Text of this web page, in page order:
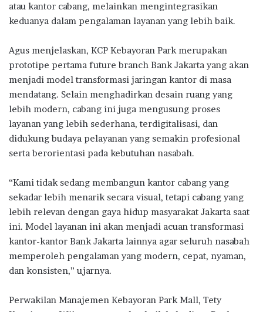
atau kantor cabang, melainkan mengintegrasikan
keduanya dalam pengalaman layanan yang lebih baik.
Agus menjelaskan, KCP Kebayoran Park merupakan
prototipe pertamafuture branch Bank Jakartayang akan
menjadi model transformasi jaringan kantor di masa
mendatang. Selain menghadirkan desain ruang yang
lebih modern, cabang ini juga mengusung proses
layanan yang lebih sederhana, terdigitalisasi, dan
didukung budaya pelayanan yang semakin profesional
serta berorientasi pada kebutuhan nasabah.
“Kami tidak sedang membangun kantor cabang yang
sekadar lebih menarik secara visual, tetapi cabang yang
lebih relevan dengan gaya hidup masyarakat Jakarta saat
ini. Model layanan ini akan menjadi acuan transformasi
kantor-kantor Bank Jakarta lainnya agar seluruh nasabah
memperoleh pengalaman yang modern, cepat, nyaman,
dan konsisten,” ujarnya.
Perwakilan Manajemen Kebayoran Park Mall, Tety